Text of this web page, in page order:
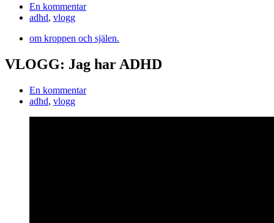
En kommentar
adhd, vlogg
om kroppen och själen.
VLOGG: Jag har ADHD
En kommentar
adhd, vlogg